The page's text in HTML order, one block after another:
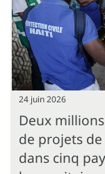
24 juin 2026
Deux
de projets de
dans cinq